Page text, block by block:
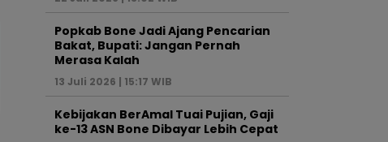
Popkab Bone Jadi Ajang Pencarian
Bakat, Bupati: Jangan Pernah
Merasa Kalah
13 Juli 2026 | 15:17 WIB
Kebijakan BerAmal Tuai Pujian, Gaji
ke-13 ASN Bone Dibayar Lebih Cepat